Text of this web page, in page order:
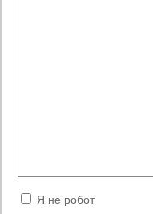
Я не робот